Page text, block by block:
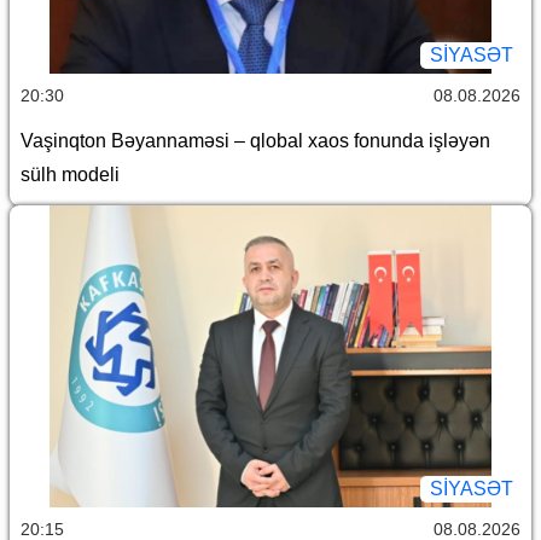
SİYASƏT
20:30 08.08.2026
Vaşinqton Bəyannaməsi – qlobal xaos fonunda işləyən
sülh modeli
SİYASƏT
20:15 08.08.2026